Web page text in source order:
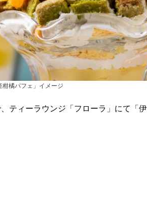
柑橘パフェ」イメージ
ティーラウンジ「フローラ」にて「